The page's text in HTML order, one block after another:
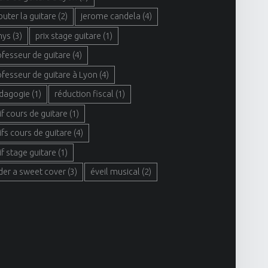
la guitare (2) jerome candela (4)
(3) prix stage guitare (1)
de guitare (4)
de guitare à Lyon (4)
(1) réduction fiscal (1)
cours de guitare (1)
cours de guitare (4)
stage guitare (1)
a sweet cover (3) éveil musical (2)